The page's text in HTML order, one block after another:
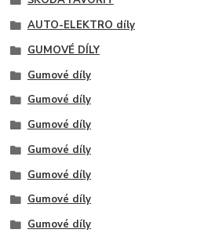
AUTO-ELEKTRO díly
GUMOVÉ DÍLY
Gumové díly
Gumové díly
Gumové díly
Gumové díly
Gumové díly
Gumové díly
Gumové díly